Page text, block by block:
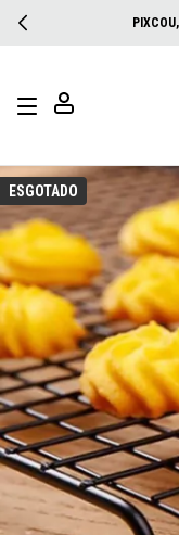
PIXCOU,
ESGOTADO